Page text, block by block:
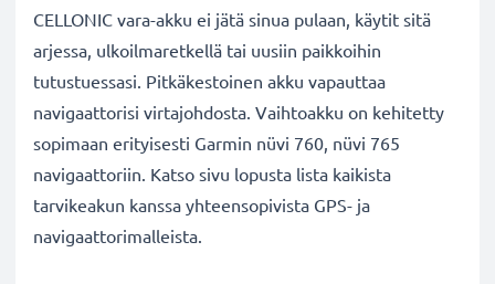
CELLONIC vara-akku ei jätä sinua pulaan, käytit sitä
arjessa, ulkoilmaretkellä tai uusiin paikkoihin
tutustuessasi. Pitkäkestoinen akku vapauttaa
navigaattorisi virtajohdosta. Vaihtoakku on kehitetty
sopimaan erityisesti Garmin nüvi 760, nüvi 765
navigaattoriin. Katso sivu lopusta lista kaikista
tarvikeakun kanssa yhteensopivista GPS- ja
navigaattorimalleista.